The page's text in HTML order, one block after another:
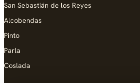
San Sebastián de los Reyes
Alcobendas
Pinto
Parla
Coslada